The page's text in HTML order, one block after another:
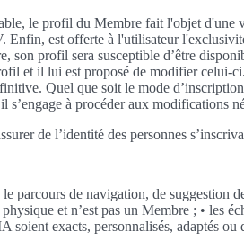
le profil du Membre fait l'objet d'une
Enfin, est offerte à l'utilisateur
profil sera susceptible d’être
et il lui est proposé de modifier celui-
Quel que soit le mode
à procéder aux modifications
de l’identité des personnes
parcours de navigation, de suggestion
et n’est pas un Membre ; • les
exacts, personnalisés, adaptés ou